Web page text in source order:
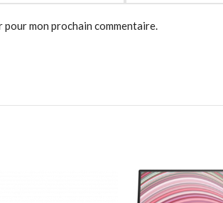
mon prochain commentaire.